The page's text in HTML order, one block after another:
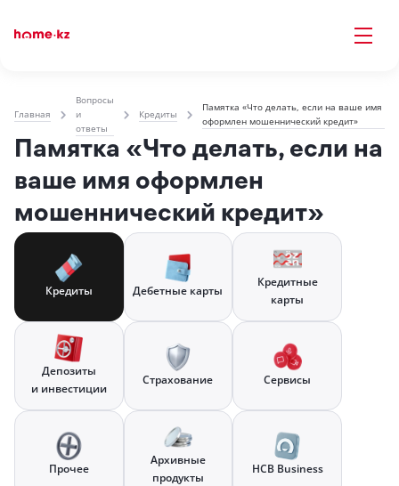
Главная
Вопросы
и
ответы
Кредиты
Памятка «Что делать, если на ваше имя
оформлен мошеннический кредит»
Памятка «Что делать, если на
ваше имя оформлен
мошеннический кредит»
Кредиты Дебетные карты
Кредитные
карты
Депозиты
и инвестиции
Страхование Сервисы
Прочее
Архивные
продукты
HCB Business